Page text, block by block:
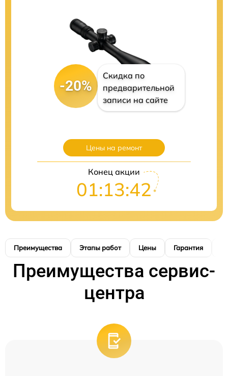
-20%
Скидка по
предварительной
записи на сайте
Цены на ремонт
Конец акции
01:13:40
Преимущества Этапы работ Цены Гарантия
Преимущества сервис-
центра